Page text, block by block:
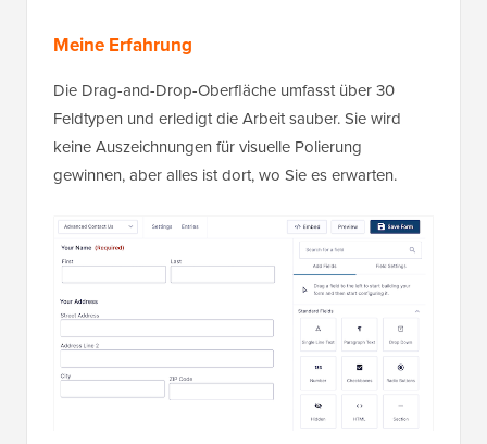
Meine Erfahrung
Die Drag-and-Drop-Oberfläche umfasst über 30
Feldtypen und erledigt die Arbeit sauber. Sie wird
keine Auszeichnungen für visuelle Polierung
gewinnen, aber alles ist dort, wo Sie es erwarten.